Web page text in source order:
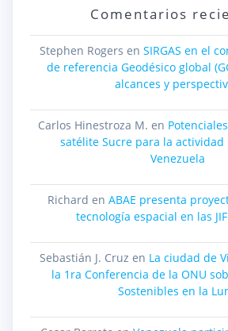
Comentarios
Stephen Rogers en SIRGAS en el
de referencia Geodésico global
alcances y
Carlos Hinestroza M. en
satélite Sucre para la
Venezuela
Richard en ABAE presenta
tecnología espacial en las
Sebastián J. Cruz en La ciudad de
la 1ra Conferencia de la ONU
Sostenibles en la